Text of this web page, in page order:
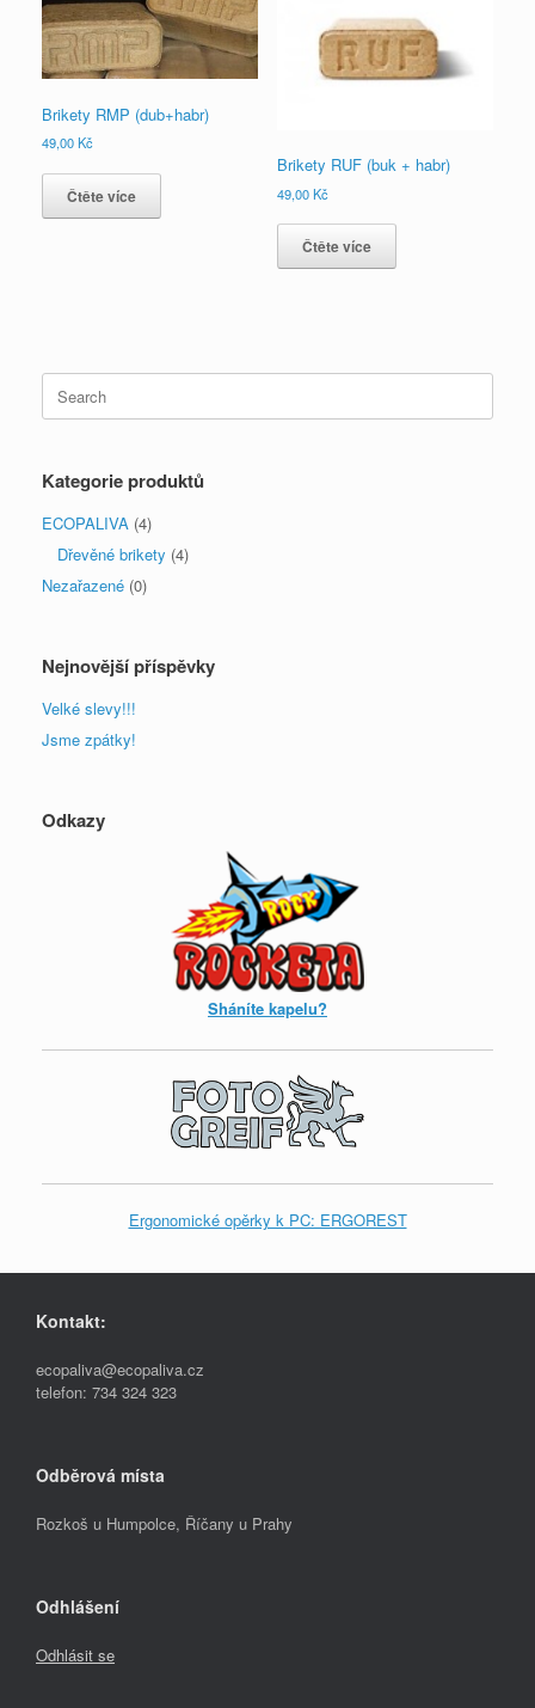
Brikety RMP (dub+habr)
49,00Kč
Čtěte více
Brikety RUF (buk + habr)
49,00Kč
Čtěte více
Search
for:
Kategorie produktů
ECOPALIVA (4)
Dřevěné brikety (4)
Nezařazené (0)
Nejnovější příspěvky
Velké slevy!!!
Jsme zpátky!
Odkazy
Sháníte kapelu?
Ergonomické opěrky k PC: ERGOREST
Kontakt:
ecopaliva@ecopaliva.cz
telefon: 734 324 323
Odběrová místa
Rozkoš u Humpolce, Říčany u Prahy
Odhlášení
Odhlásit se